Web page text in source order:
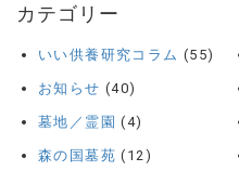
カテゴリー
いい供養研究コラム (55)
お知らせ (40)
墓地／霊園 (4)
森の国墓苑 (12)